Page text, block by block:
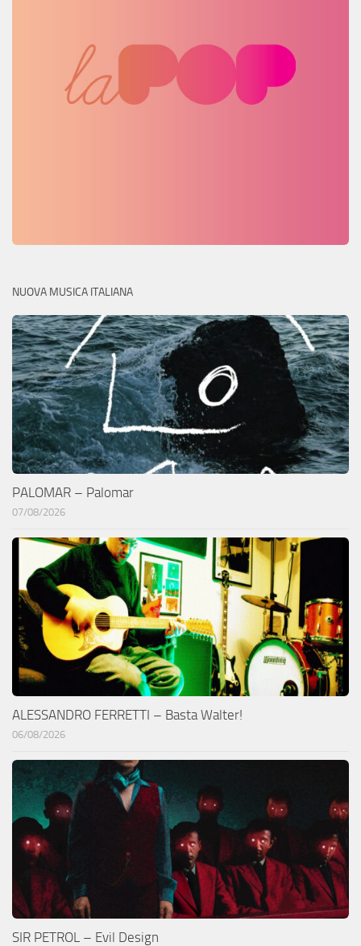
NUOVA MUSICA ITALIANA
PALOMAR – Palomar
07/08/2026
ALESSANDRO FERRETTI – Basta Walter!
06/08/2026
SIR PETROL – Evil Design